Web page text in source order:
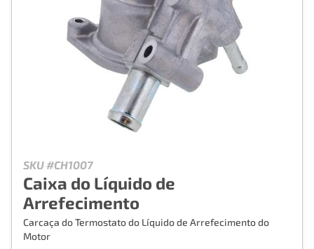
SKU #CH1007
Caixa do Líquido de
Arrefecimento
Carcaça do Termostato do Líquido de Arrefecimento do
Motor